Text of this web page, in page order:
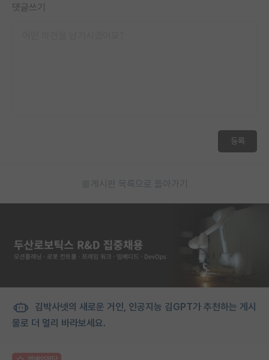
댓글쓰기
등록
게시판 목록으로 돌아가기
김박사넷의 새로운 거인, 인공지능 김GPT가 추천하는 게시
물로 더 멀리 바라보세요.